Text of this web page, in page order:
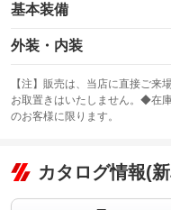
基本装備
エアバッグ：運転席/助手席/
：装備あり
：装備なし
サンルーフ
：装備なし
リフトアップ
：装備なし
ダウンヒルアシストコント
外装・内装
カーナビ：メモリーナビ他
：装備あり
TV
：装備なし
ビジュアル
：装備なし
【注】販売は、当店に直接ご
お取置きはいたしません。◆在
のお客様に限ります。
カタログ情報(